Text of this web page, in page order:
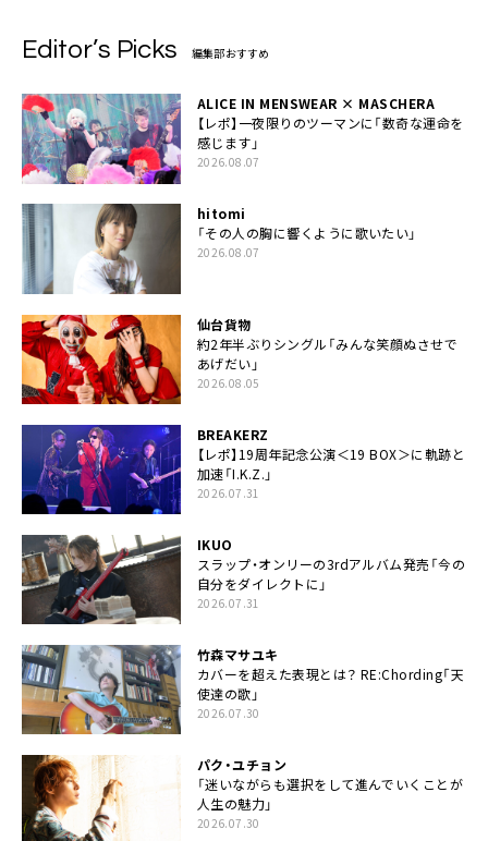
Editor’s Picks 編集部おすすめ
ALICE IN MENSWEAR × MASCHERA
【レポ】一夜限りのツーマンに「数奇な運命を
感じます」
2026.08.07
hitomi
「その人の胸に響くように歌いたい」
2026.08.07
仙台貨物
約2年半ぶりシングル「みんな笑顔ぬさせで
あげだい」
2026.08.05
BREAKERZ
【レポ】19周年記念公演＜19 BOX＞に軌跡と
加速「I.K.Z.」
2026.07.31
IKUO
スラップ・オンリーの3rdアルバム発売「今の
自分をダイレクトに」
2026.07.31
竹森マサユキ
カバーを超えた表現とは？ RE:Chording「天
使達の歌」
2026.07.30
パク・ユチョン
「迷いながらも選択をして進んでいくことが
人生の魅力」
2026.07.30